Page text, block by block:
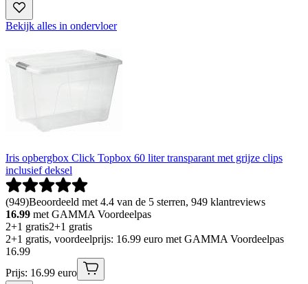
Bekijk alles in ondervloer
Iris opbergbox Click Topbox 60 liter transparant met grijze clips
inclusief deksel
(949)Beoordeeld met 4.4 van de 5 sterren, 949 klantreviews
16.99 met GAMMA Voordeelpas
2+1 gratis2+1 gratis
2+1 gratis, voordeelprijs: 16.99 euro met GAMMA Voordeelpas
16.99
Prijs: 16.99 euro